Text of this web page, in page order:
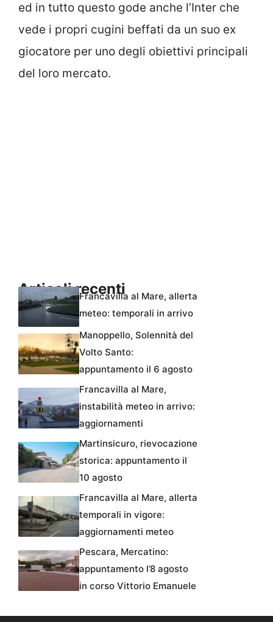
ed in tutto questo gode anche l’Inter che
vede i propri cugini beffati da un suo ex
giocatore per uno degli obiettivi principali
del loro mercato.
Articoli recentiFrancavilla al Mare, allerta
meteo: temporali in arrivo
Manoppello, Solennità del
Volto Santo:
appuntamento il 6 agosto
Francavilla al Mare,
instabilità meteo in arrivo:
aggiornamenti
Martinsicuro, rievocazione
storica: appuntamento il
10 agosto
Francavilla al Mare, allerta
temporali in vigore:
aggiornamenti meteo
Pescara, Mercatino:
appuntamento l’8 agosto
in corso Vittorio Emanuele